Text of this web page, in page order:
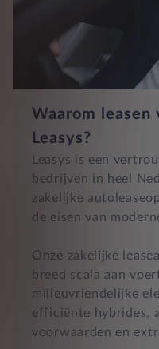
Waarom
Leasys?
Leasys is een
bedrijven in heel
zakelijke
de eisen van
Onze zakelijke
breed scala aan
milieuvriendelijke
efficiënte hybrides,
voorwaarden en